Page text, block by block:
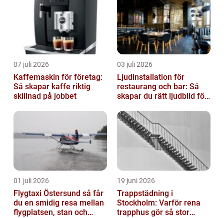
07 juli 2026
Kaffemaskin för företag:
Så skapar kaffe riktig
skillnad på jobbet
03 juli 2026
Ljudinstallation för
restaurang och bar: Så
skapar du rätt ljudbild för
01 juli 2026
Flygtaxi Östersund så får
du en smidig resa mellan
flygplatsen, stan och
19 juni 2026
Trappstädning i
Stockholm: Varför rena
trapphus gör så stor